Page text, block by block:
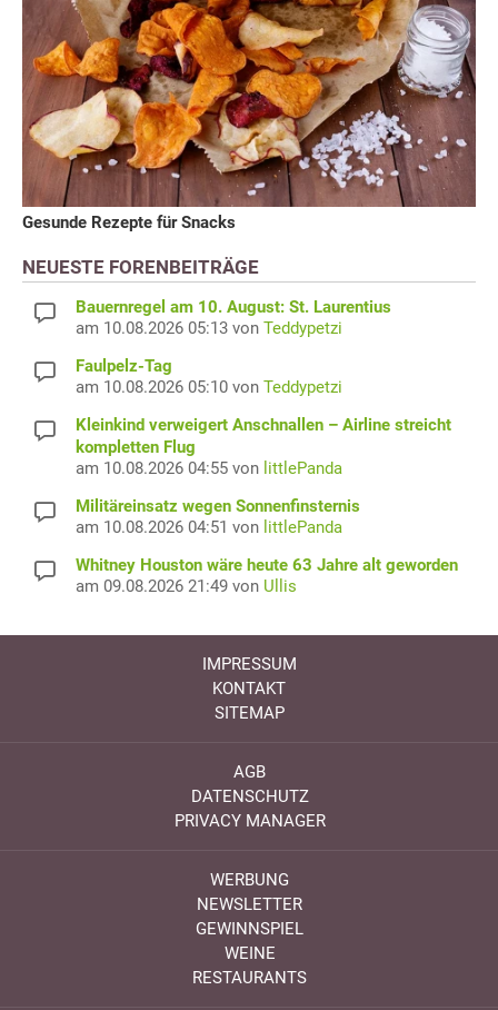
Gesunde Rezepte für Snacks
NEUESTE FORENBEITRÄGE
Bauernregel am 10. August: St. Laurentius
am 10.08.2026 05:13 von Teddypetzi
Faulpelz-Tag
am 10.08.2026 05:10 von Teddypetzi
Kleinkind verweigert Anschnallen – Airline streicht
kompletten Flug
am 10.08.2026 04:55 von littlePanda
Militäreinsatz wegen Sonnenfinsternis
am 10.08.2026 04:51 von littlePanda
Whitney Houston wäre heute 63 Jahre alt geworden
am 09.08.2026 21:49 von Ullis
IMPRESSUM
KONTAKT
SITEMAP
AGB
DATENSCHUTZ
PRIVACY MANAGER
WERBUNG
NEWSLETTER
GEWINNSPIEL
WEINE
RESTAURANTS